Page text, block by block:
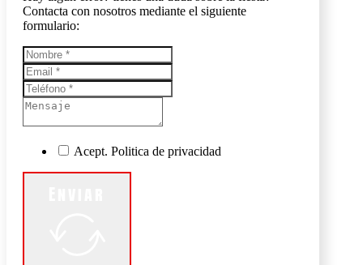
Contacta con nosotros mediante el siguiente
formulario:
Acept. Politica de privacidad